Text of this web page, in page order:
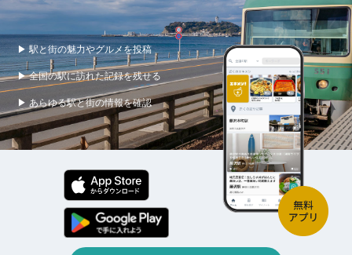
▶ 駅と街の魅力やグルメを投稿
▶ 全国の駅に訪れた記録を残せる
▶ あらゆる駅と街の情報を確認